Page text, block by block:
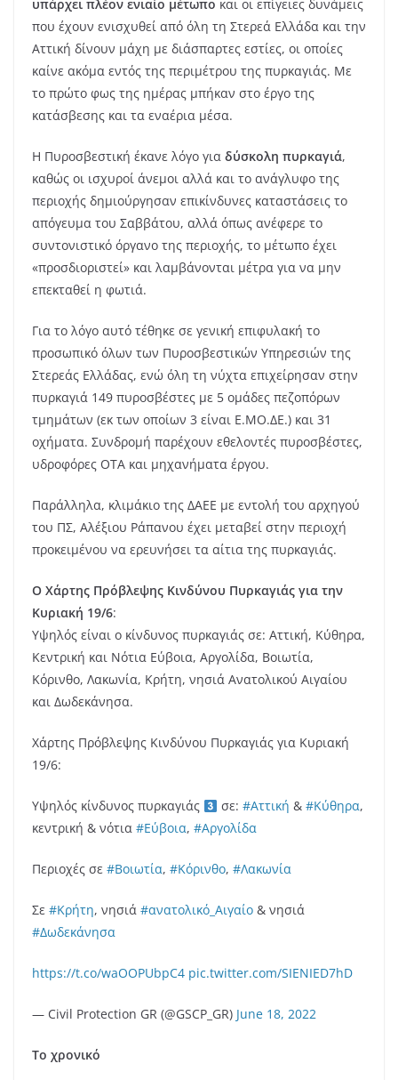
υπάρχει πλέον ενιαίο μέτωπο και οι επίγειες δυνάμεις
που έχουν ενισχυθεί από όλη τη Στερεά Ελλάδα και την
Αττική δίνουν μάχη με διάσπαρτες εστίες, οι οποίες
καίνε ακόμα εντός της περιμέτρου της πυρκαγιάς. Με
το πρώτο φως της ημέρας μπήκαν στο έργο της
κατάσβεσης και τα εναέρια μέσα.
H Πυροσβεστική έκανε λόγο για δύσκολη πυρκαγιά,
καθώς οι ισχυροί άνεμοι αλλά και το ανάγλυφο της
περιοχής δημιούργησαν επικίνδυνες καταστάσεις το
απόγευμα του Σαββάτου, αλλά όπως ανέφερε το
συντονιστικό όργανο της περιοχής, το μέτωπο έχει
«προσδιοριστεί» και λαμβάνονται μέτρα για να μην
επεκταθεί η φωτιά.
Για το λόγο αυτό τέθηκε σε γενική επιφυλακή το
προσωπικό όλων των Πυροσβεστικών Υπηρεσιών της
Στερεάς Ελλάδας, ενώ όλη τη νύχτα επιχείρησαν στην
πυρκαγιά 149 πυροσβέστες με 5 ομάδες πεζοπόρων
τμημάτων (εκ των οποίων 3 είναι Ε.ΜΟ.ΔΕ.) και 31
οχήματα. Συνδρομή παρέχουν εθελοντές πυροσβέστες,
υδροφόρες ΟΤΑ και μηχανήματα έργου.
Παράλληλα, κλιμάκιο της ΔΑΕΕ με εντολή του αρχηγού
του ΠΣ, Αλέξιου Ράπανου έχει μεταβεί στην περιοχή
προκειμένου να ερευνήσει τα αίτια της πυρκαγιάς.
Ο Χάρτης Πρόβλεψης Κινδύνου Πυρκαγιάς για την
Κυριακή 19/6:
Yψηλός είναι ο κίνδυνος πυρκαγιάς σε: Αττική, Κύθηρα,
Κεντρική και Νότια Εύβοια, Αργολίδα, Βοιωτία,
Κόρινθο, Λακωνία, Κρήτη, νησιά Ανατολικού Αιγαίου
και Δωδεκάνησα.
Χάρτης Πρόβλεψης Κινδύνου Πυρκαγιάς για Κυριακή
19/6:
Yψηλός κίνδυνος πυρκαγιάς σε: #Αττική & #Κύθηρα,
κεντρική & νότια #Εύβοια, #Αργολίδα
Περιοχές σε #Βοιωτία, #Κόρινθο, #Λακωνία
Σε #Κρήτη, νησιά #ανατολικό_Αιγαίο & νησιά
#Δωδεκάνησα
https://t.co/waOOPUbpC4 pic.twitter.com/SIENIED7hD
— Civil Protection GR (@GSCP_GR) June 18, 2022
Το χρονικό